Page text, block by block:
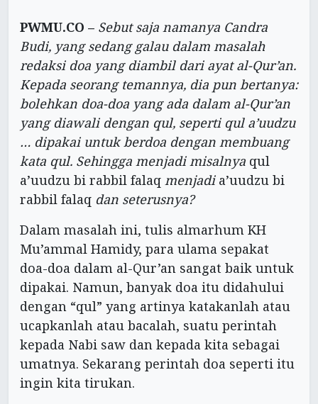
PWMU.CO – Sebut saja namanya Candra
Budi, yang sedang galau dalam masalah
redaksi doa yang diambil dari ayat al-Qur’an.
Kepada seorang temannya, dia pun bertanya:
bolehkan doa-doa yang ada dalam al-Qur’an
yang diawali dengan qul, seperti qul a’uudzu
… dipakai untuk berdoa dengan membuang
kata qul. Sehingga menjadi misalnya qul
a’uudzu bi rabbil falaq menjadi a’uudzu bi
rabbil falaq dan seterusnya?
Dalam masalah ini, tulis almarhum KH
Mu’ammal Hamidy, para ulama sepakat
doa-doa dalam al-Qur’an sangat baik untuk
dipakai. Namun, banyak doa itu didahului
dengan “qul” yang artinya katakanlah atau
ucapkanlah atau bacalah, suatu perintah
kepada Nabi saw dan kepada kita sebagai
umatnya. Sekarang perintah doa seperti itu
ingin kita tirukan.